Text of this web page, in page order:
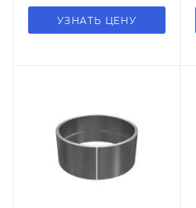
УЗНАТЬ ЦЕНУ